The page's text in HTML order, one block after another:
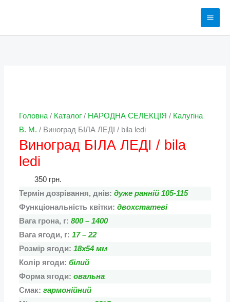
вмісту
Головна/ Каталог / НАРОДНА СЕЛЕКЦІЯ / Калугіна
В. М. / Виноград БІЛА ЛЕДІ / bila ledi
Виноград БІЛА ЛЕДІ / bila
ledi
350 грн.
Термін дозрівання, днів: дуже ранній 105-115
Функціональність квітки:двохстатеві
Вага грона, г:800 – 1400
Вага ягоди, г:17 – 22
Розмір ягоди:18х54 мм
Колір ягоди:білий
Форма ягоди:овальна
Смак:гармонійний
ledi
кількість
150 грн.
250 грн.
200 грн.